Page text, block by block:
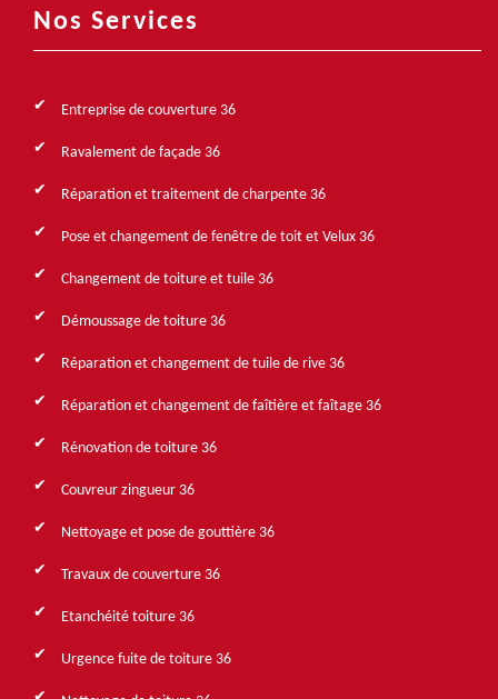
Nos Services
Entreprise de couverture 36
Ravalement de façade 36
Réparation et traitement de charpente 36
Pose et changement de fenêtre de toit et Velux 36
Changement de toiture et tuile 36
Démoussage de toiture 36
Réparation et changement de tuile de rive 36
Réparation et changement de faîtière et faîtage 36
Rénovation de toiture 36
Couvreur zingueur 36
Nettoyage et pose de gouttière 36
Travaux de couverture 36
Etanchéité toiture 36
Urgence fuite de toiture 36